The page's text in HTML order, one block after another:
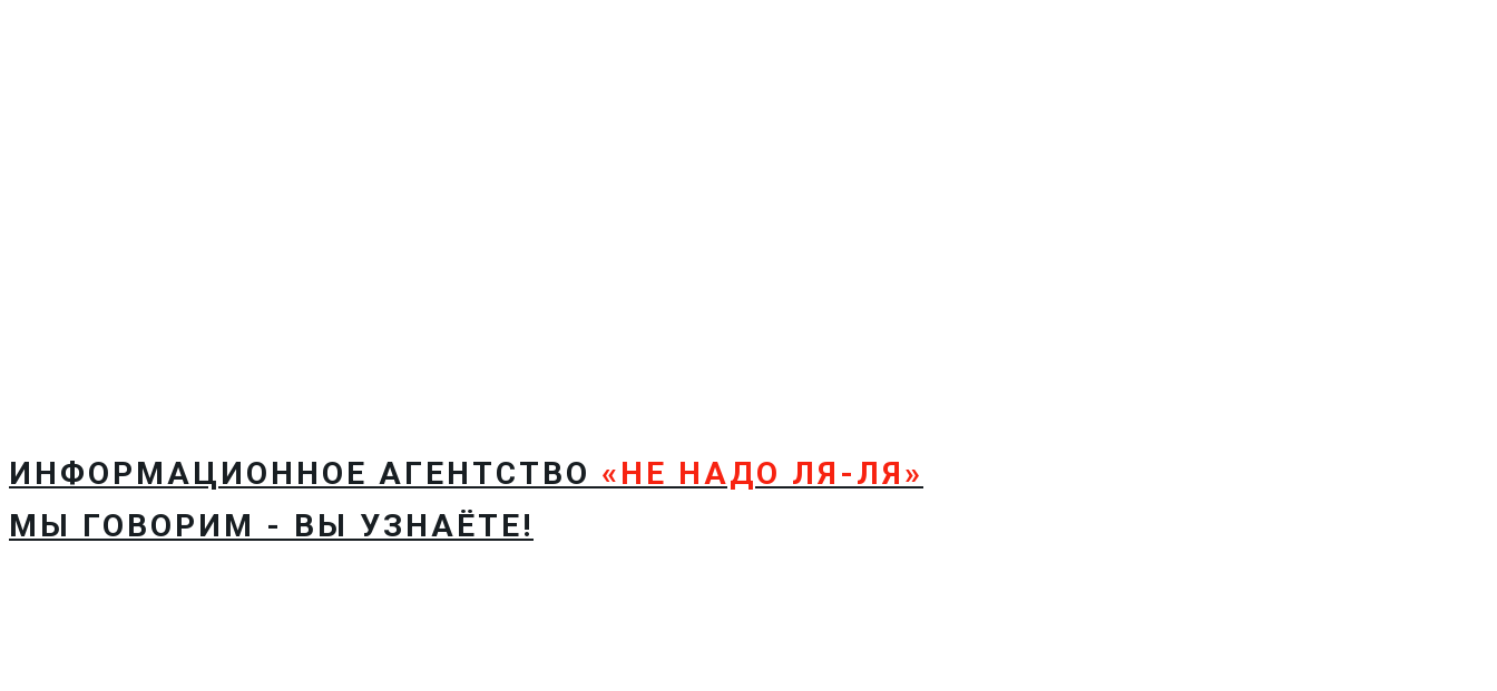
ИНФОРМАЦИОННОЕ АГЕНТСТВО «НЕ НАДО ЛЯ-ЛЯ»
МЫ ГОВОРИМ - ВЫ УЗНАЁТЕ!